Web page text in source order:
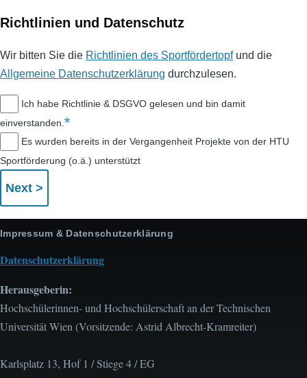
Richtlinien und Datenschutz
Wir bitten Sie die Richtlinien des Sportfördertopfund die
Allgemeine Datenschutzerklärung durchzulesen.
Ich habe Richtlinie & DSGVO gelesen und bin damit
einverstanden.
Es wurden bereits in der Vergangenheit Projekte von der HTU
Sportförderung (o.ä.) unterstützt
Impressum & Datenschutzerklärung
Datenschutzerklärung
Herausgeberin:
Hochschülerinnen- und Hochschülerschaft an der Technischen
Universität Wien (Vorsitzende: Astrid Albrecht-Kramreiter)
Karlsplatz 13, Hof 1 / Stiege 4 / EG